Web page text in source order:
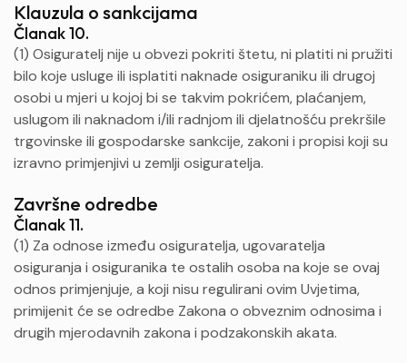
Klauzula o sankcijama
Članak 10.
(1) Osiguratelj nije u obvezi pokriti štetu, ni platiti ni pružiti
bilo koje usluge ili isplatiti naknade osiguraniku ili drugoj
osobi u mjeri u kojoj bi se takvim pokrićem, plaćanjem,
uslugom ili naknadom i/ili radnjom ili djelatnošću prekršile
trgovinske ili gospodarske sankcije, zakoni i propisi koji su
izravno primjenjivi u zemlji osiguratelja.
Završne odredbe
Članak 11.
(1) Za odnose između osiguratelja, ugovaratelja
osiguranja i osiguranika te ostalih osoba na koje se ovaj
odnos primjenjuje, a koji nisu regulirani ovim Uvjetima,
primijenit će se odredbe Zakona o obveznim odnosima i
drugih mjerodavnih zakona i podzakonskih akata.